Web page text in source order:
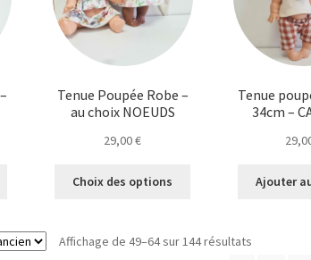
peuvent
Tenue Poupée Robe –
au choix NOEUDS
29,00€
Choix des options
plusieurs
Tenue
34cm –
Ajouter
Affichage de 49–64 sur 144 résultats